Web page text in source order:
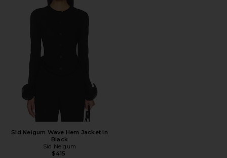
Sid Neigum Wave Hem Jacket in
Black
Sid Neigum
$415